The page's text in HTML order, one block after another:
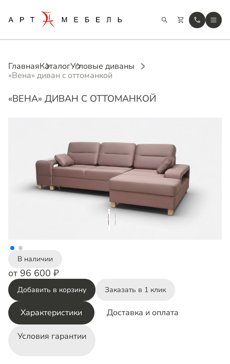
ГлавнаяКаталогУгловые диваны
«Вена» диван c оттоманкой
«ВЕНА» ДИВАН C ОТТОМАНКОЙ
В наличии
от 96 600 ₽
Добавить в корзину Заказать в 1 клик
Характеристики Доставка и оплата
Условия гарантии